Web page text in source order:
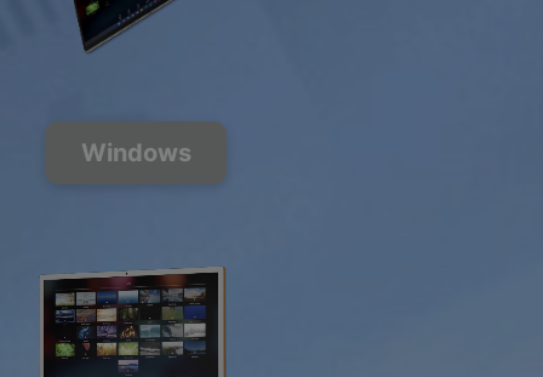
Windows